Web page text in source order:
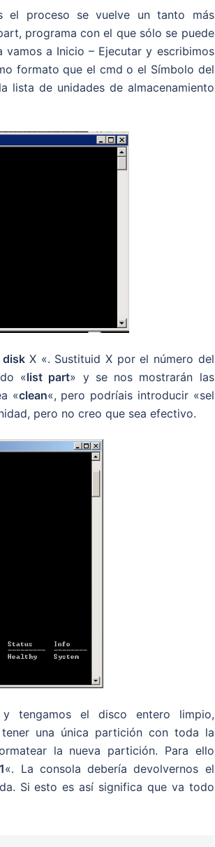
el proceso se vuelve un tanto más
programa con el que sólo se puede
a Inicio – Ejecutar y escribimos
formato que el cmd o el Símbolo del
lista de unidades de almacenamiento
diskX «. Sustituid X por el número del
«list part» y se nos mostrarán las
«clean«, pero podríais introducir «sel
pero no creo que sea efectivo.
tengamos el disco entero limpio,
una única partición con toda la
la nueva partición. Para ello
«. La consola debería devolvernos el
Si esto es así significa que va todo